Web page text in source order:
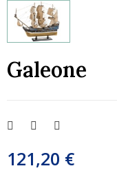
Galeone
121,20 €